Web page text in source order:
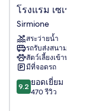
โรงแรม
เซ
เรเนล
ลา
Sirmione
โรงแรม เซเรเนลลา
Sirmione
สระว่ายน้ำ
รถรับส่งสนามบิน
สัตว์เลี้ยงเข้าพักได้
มีที่จอดรถ
9.2
จาก
9.2 ยอดเยี่ยม
470 รีวิว